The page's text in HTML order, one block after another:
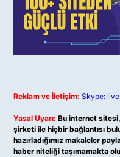
Reklam ve İletişim: Skype:
Yasal Uyarı: Bu internet
şirketi ile hiçbir bağlantısı
hazırladığımız makaleler
haber niteliği taşımamakta